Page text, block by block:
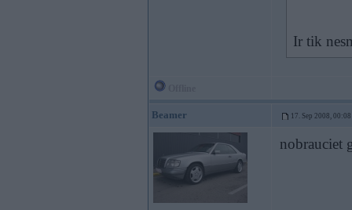
Ir tik
Beamer 17. Sep 2008, 00:08
nobrauciet